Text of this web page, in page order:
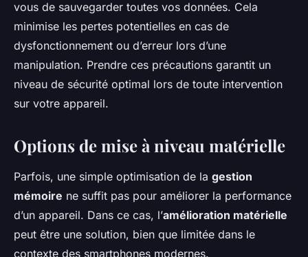
vous de sauvegarder toutes vos données. Cela
minimise les pertes potentielles en cas de
dysfonctionnement ou d’erreur lors d’une
manipulation. Prendre ces précautions garantit un
niveau de sécurité optimal lors de toute intervention
sur votre appareil.
Options de mise à niveau matérielle
Parfois, une simple optimisation de la gestion
mémoire ne suffit pas pour améliorer la performance
d’un appareil. Dans ce cas, l’amélioration matérielle
peut être une solution, bien que limitée dans le
contexte des smartphones modernes.